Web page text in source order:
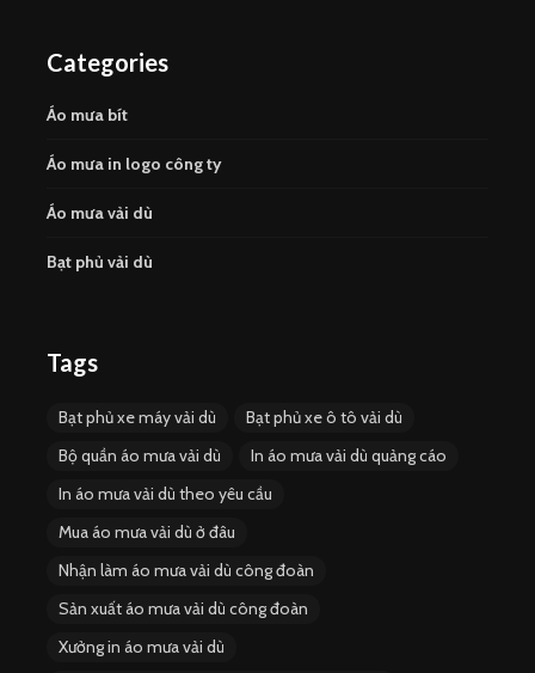
Categories
Áo mưa bít
Áo mưa in logo công ty
Áo mưa vải dù
Bạt phủ vải dù
Tags
Bạt phủ xe máy vải dù
Bạt phủ xe ô tô vải dù
Bộ quần áo mưa vải dù
In áo mưa vải dù quảng cáo
In áo mưa vải dù theo yêu cầu
Mua áo mưa vải dù ở đâu
Nhận làm áo mưa vải dù công đoàn
Sản xuất áo mưa vải dù công đoàn
Xưởng in áo mưa vải dù